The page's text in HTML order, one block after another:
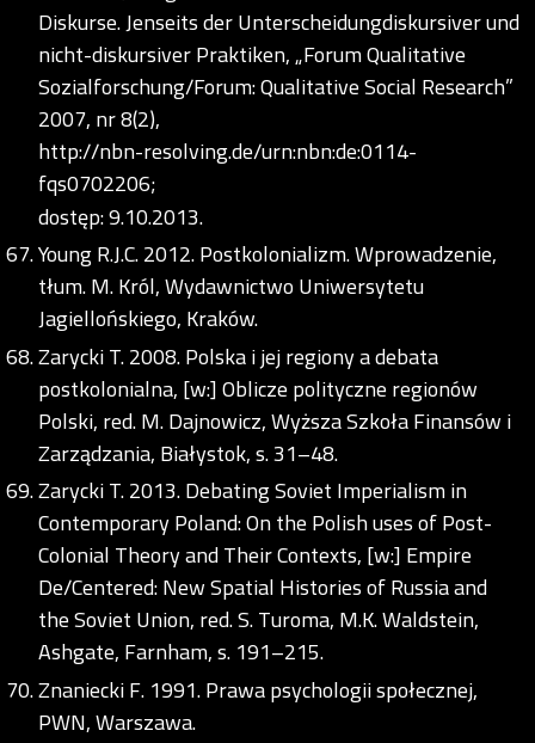
Diskurse. Jenseits der Unterscheidungdiskursiver und
nicht-diskursiver Praktiken, „Forum Qualitative
Sozialforschung/Forum: Qualitative Social Research”
2007, nr 8(2),
http://nbn-resolving.de/urn:nbn:de:0114-
fqs0702206;
dostęp: 9.10.2013.
Young R.J.C. 2012. Postkolonializm. Wprowadzenie,
tłum. M. Król, Wydawnictwo Uniwersytetu
Jagiellońskiego, Kraków.
Zarycki T. 2008. Polska i jej regiony a debata
postkolonialna, [w:] Oblicze polityczne regionów
Polski, red. M. Dajnowicz, Wyższa Szkoła Finansów i
Zarządzania, Białystok, s. 31–48.
Zarycki T. 2013. Debating Soviet Imperialism in
Contemporary Poland: On the Polish uses of Post-
Colonial Theory and Their Contexts, [w:] Empire
De/Centered: New Spatial Histories of Russia and
the Soviet Union, red. S. Turoma, M.K. Waldstein,
Ashgate, Farnham, s. 191–215.
Znaniecki F. 1991. Prawa psychologii społecznej,
PWN, Warszawa.